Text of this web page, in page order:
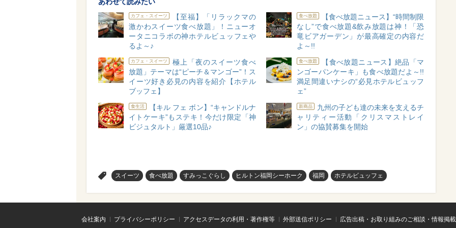
カフェ・スイーツ
【至福】「リラックマの
激かわスイーツ食べ放題」！ニューオ
ータニコラボの神ホテルビュッフェや
るよ～♪
食べ放題
【食べ放題ニュース】“時間制限
なし”で食べ放題&飲み放題は神！「恐
竜ビアガーデン」が最高確定の内容だ
よ～!!
カフェ・スイーツ
極上「夜のスイーツ食べ
放題」テーマは“ピーチ＆マンゴー”！ス
イーツ好き必見の内容を紹介【ホテル
ブッフェ】
食べ放題
【食べ放題ニュース】絶品「マ
ンゴーパンケーキ」も食べ放題だよ～!!
満足間違いナシの“必見ホテルビュッフ
ェ”
食生活
【キル フェ ボン】“キャンドルナ
イトケーキ”もステキ！今だけ限定「神
ビジュタルト」厳選10品♪
新商品
九州の子ども達の未来を支えるチ
ャリティー活動「クリスマストレイ
ン」の協賛募集を開始
スイーツ 食べ放題 すみっこぐらし ヒルトン福岡シーホーク 福岡 ホテルビュッフェ
会社案内 プライバシーポリシー アクセスデータの利用・著作権等 外部送信ポリシー
広告出稿・お取り組みのご相談・情報掲